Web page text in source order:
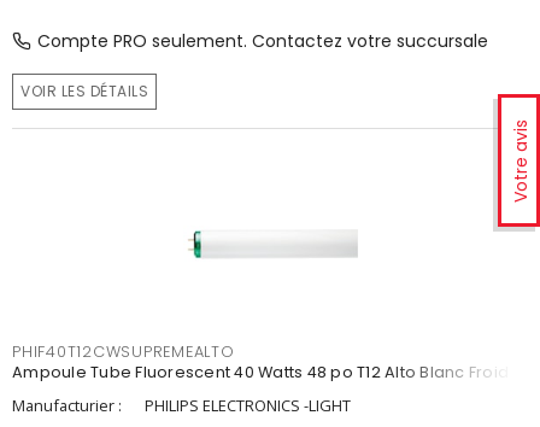
Votre avis
Compte PRO seulement. Contactez votre succursale
VOIR LES DÉTAILS
PHIF40T12CWSUPREMEALTO
Ampoule Tube Fluorescent 40 Watts 48 po T12 Alto Blanc Froid
Manufacturier :
PHILIPS ELECTRONICS -LIGHT